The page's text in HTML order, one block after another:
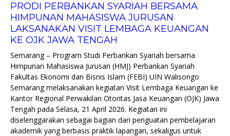
PRODI PERBANKAN SYARIAH BERSAMA
HIMPUNAN MAHASISWA JURUSAN
LAKSANAKAN VISIT LEMBAGA KEUANGAN
KE OJK JAWA TENGAH
Semarang – Program Studi Perbankan Syariah bersama
Himpunan Mahasiswa Jurusan (HMJ) Perbankan Syariah
Fakultas Ekonomi dan Bisnis Islam (FEBI) UIN Walisongo
Semarang melaksanakan kegiatan Visit Lembaga Keuangan ke
Kantor Regional Perwakilan Otoritas Jasa Keuangan (OJK) Jawa
Tengah pada Selasa, 21 April 2026. Kegiatan ini
diselenggarakan sebagai bagian dari penguatan pembelajaran
akademik yang berbasis praktik lapangan, sekaligus untuk